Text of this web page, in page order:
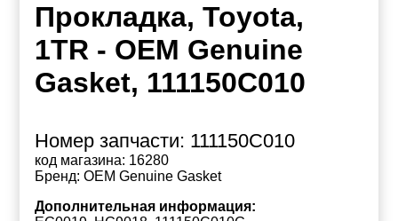
Прокладка, Toyota,
1TR - OEM Genuine
Gasket, 111150C010
Номер запчасти: 111150C010
код магазина: 16280
Бренд: OEM Genuine Gasket
Дополнительная информация: